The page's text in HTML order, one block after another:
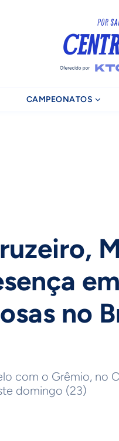
CAMPEONATOS
no
com o Grêmio, no
domingo (23)